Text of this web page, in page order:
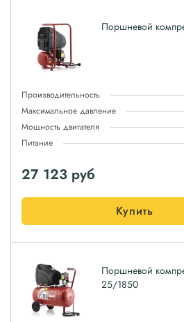
Поршневой
Производительность
Максимальное давление
Мощность двигателя
Питание
27 123 руб
Купить
Поршневой
25/1850